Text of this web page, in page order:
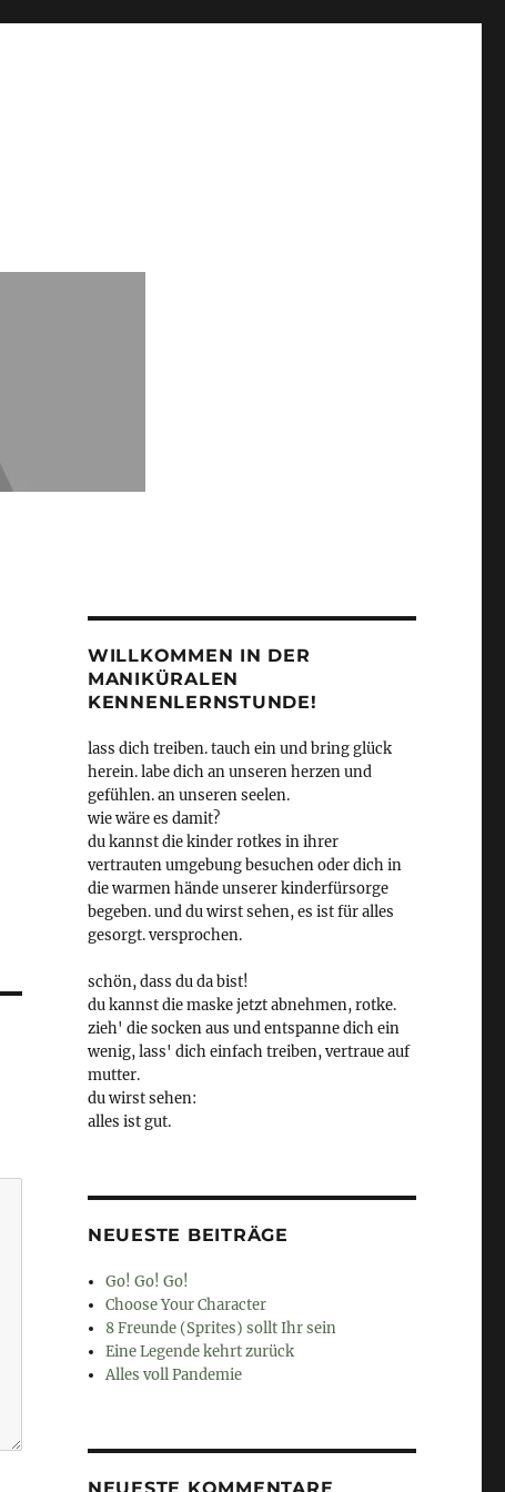
WILLKOMMEN IN DER
MANIKÜRALEN
KENNENLERNSTUNDE!
lass dich treiben. tauch ein und bring glück
herein. labe dich an unseren herzen und
gefühlen. an unseren seelen.
wie wäre es damit?
du kannst die kinder rotkes in ihrer
vertrauten umgebung besuchen oder dich in
die warmen hände unserer kinderfürsorge
begeben. und du wirst sehen, es ist für alles
gesorgt. versprochen.
schön, dass du da bist!
du kannst die maske jetzt abnehmen, rotke.
zieh' die socken aus und entspanne dich ein
wenig, lass' dich einfach treiben, vertraue auf
mutter.
du wirst sehen:
alles ist gut.
NEUESTE BEITRÄGE
Go! Go! Go!
Choose Your Character
8 Freunde (Sprites) sollt Ihr sein
Eine Legende kehrt zurück
Alles voll Pandemie